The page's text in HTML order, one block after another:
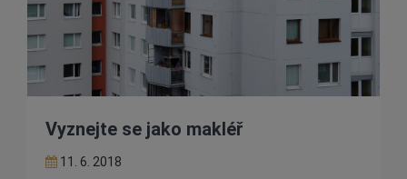
Vyznejte se jako makléř
11. 6. 2018